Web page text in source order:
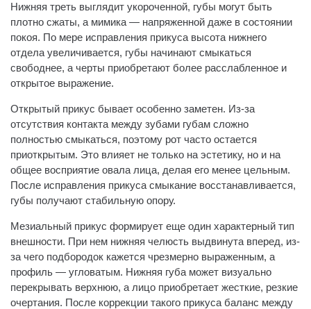
Нижняя треть выглядит укороченной, губы могут быть
плотно сжаты, а мимика — напряженной даже в состоянии
покоя. По мере исправления прикуса высота нижнего
отдела увеличивается, губы начинают смыкаться
свободнее, а черты приобретают более расслабленное и
открытое выражение.
Открытый прикус бывает особенно заметен. Из-за
отсутствия контакта между зубами губам сложно
полностью смыкаться, поэтому рот часто остается
приоткрытым. Это влияет не только на эстетику, но и на
общее восприятие овала лица, делая его менее цельным.
После исправления прикуса смыкание восстанавливается,
губы получают стабильную опору.
Мезиальный прикус формирует еще один характерный тип
внешности. При нем нижняя челюсть выдвинута вперед, из-
за чего подбородок кажется чрезмерно выраженным, а
профиль — угловатым. Нижняя губа может визуально
перекрывать верхнюю, а лицо приобретает жесткие, резкие
очертания. После коррекции такого прикуса баланс между